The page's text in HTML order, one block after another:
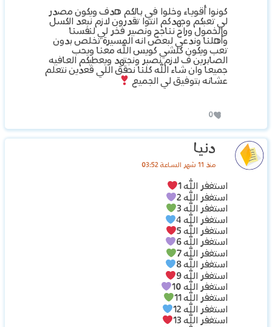
كونوا أقوياء وخلوا في بالكم هدف ويكون مصدر
لي تعبكم وجهدكم انتوا تقدرون لازم نبعد الكسل
والخمول وراح نناجح ونصير فخر لي لنفسنا
وأهلنا وندعي لبعض انه المسيرة تخلص بدون
تعب ويكون كلشي كويس الله معنا ويحب
الصابرين ف لازم نصبر ونجتهد ويعطيكم العافيه
جميعا وان شاء الله كلنا نحقق اللي قعدين نتعلم
عشانه بتوفيق لي الجميع
0
دنيا
منذ 11 شهر الساعة 03:52
استغفر الله 1
استغفر الله 2
استغفر الله 3
استغفر الله 4
استغفر الله 5
استغفر الله 6
استغفر الله 7
استغفر الله 8
استغفر الله 9
استغفر الله 10
استغفر الله 11
استغفر الله 12
استغفر الله 13